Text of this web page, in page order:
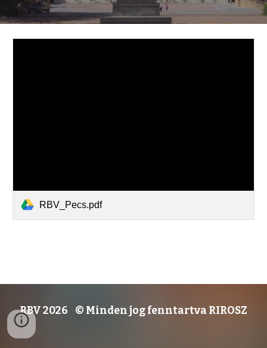
RBV_Pecs.pdf
RBV 2026 © Minden jog fenntartva RIROSZ